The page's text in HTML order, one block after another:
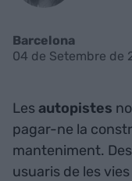
Barcelona
04 de Setembre de
Lesautopistes
pagar-ne la
manteniment.
usuaris de les